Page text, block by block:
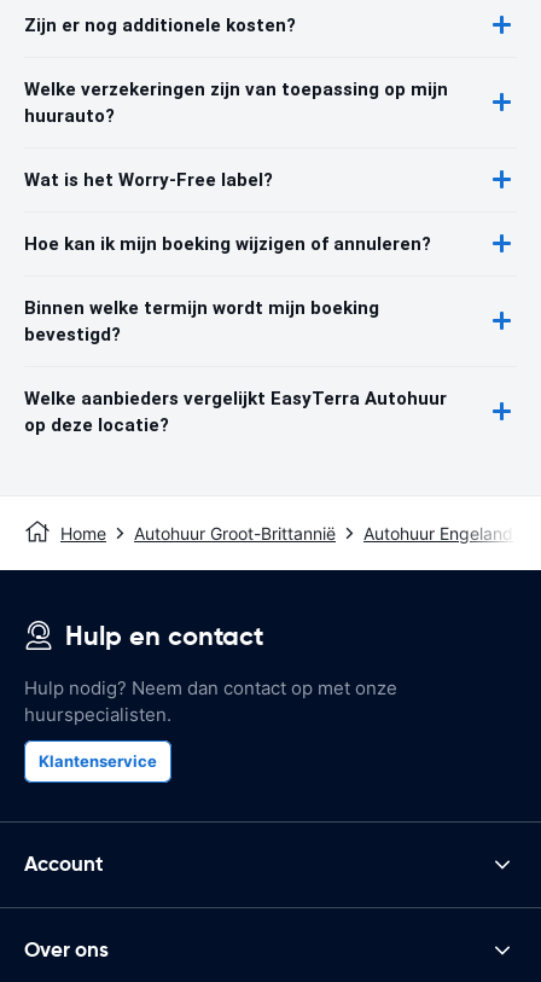
Zijn er nog additionele kosten?
Welke verzekeringen zijn van toepassing op mijn
huurauto?
Wat is het Worry-Free label?
Hoe kan ik mijn boeking wijzigen of annuleren?
Binnen welke termijn wordt mijn boeking
bevestigd?
Welke aanbieders vergelijkt EasyTerra Autohuur
op deze locatie?
Home Autohuur Groot-Brittannië Autohuur Engeland
Hulp en contact
Hulp nodig? Neem dan contact op met onze
huurspecialisten.
Klantenservice
Account
Over ons